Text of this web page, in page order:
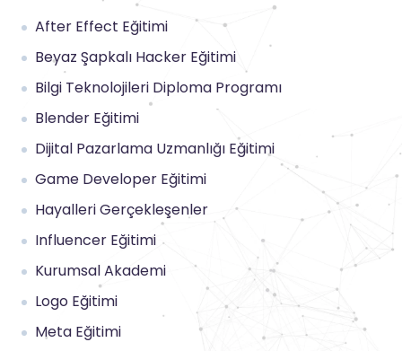
After Effect Eğitimi
Beyaz Şapkalı Hacker Eğitimi
Bilgi Teknolojileri Diploma Programı
Blender Eğitimi
Dijital Pazarlama Uzmanlığı Eğitimi
Game Developer Eğitimi
Hayalleri Gerçekleşenler
Influencer Eğitimi
Kurumsal Akademi
Logo Eğitimi
Meta Eğitimi